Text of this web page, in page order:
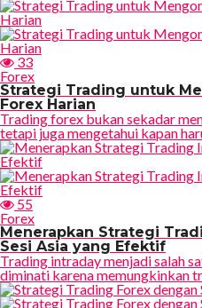
33
Forex
Strategi Trading untuk
Forex Harian
Trading forex bukan sekadar
tetapi juga mengetahui kapan
55
Forex
Menerapkan Strategi
Sesi Asia yang Efektif
Trading intraday menjadi salah
diminati karena memungkinkan